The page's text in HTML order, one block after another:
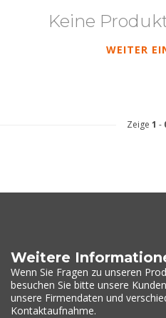
Keine
WEITER
Zeige 1 -
Weitere
Wenn Sie Fragen zu unseren
besuchen Sie bitte unsere
unsere Firmendaten und
Kontaktaufnahme.